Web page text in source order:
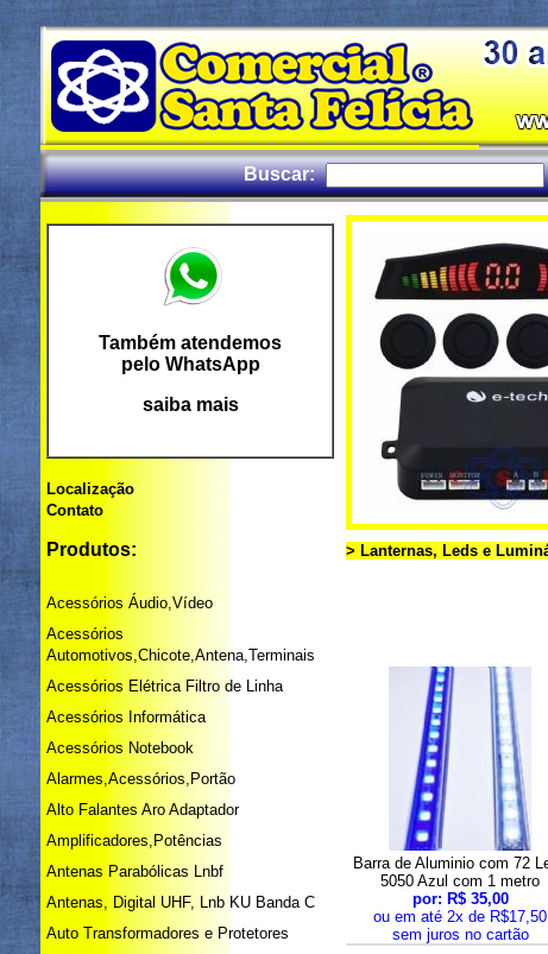
Buscar:
Também atendemos
pelo WhatsApp
saiba mais
Localização
Contato
Produtos:
Acessórios Áudio,Vídeo
Acessórios
Automotivos,Chicote,Antena,Terminais
Acessórios Elétrica Filtro de Linha
Acessórios Informática
Acessórios Notebook
Alarmes,Acessórios,Portão
Alto Falantes Aro Adaptador
Amplificadores,Potências
Antenas Parabólicas Lnbf
Antenas, Digital UHF, Lnb KU Banda C
Auto Transformadores e Protetores
> Lanternas, Leds e
Barra de Aluminio com 72
5050 Azul com 1 metro
por: R$ 35,00
ou em até 2x de R$17,50
sem juros no cartão